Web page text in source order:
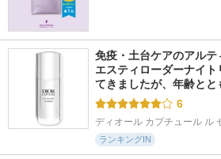
免疫・土台ケアのアル
エスティローダーナイ
てきましたが、年齢と
6
ディオール カプチュール ル
ランキングIN